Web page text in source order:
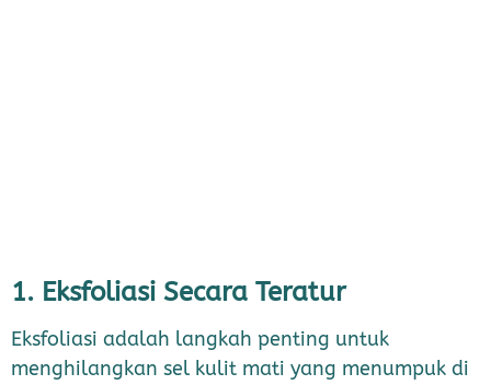
1. Eksfoliasi Secara Teratur
Eksfoliasi adalah langkah penting untuk
menghilangkan sel kulit mati yang menumpuk di